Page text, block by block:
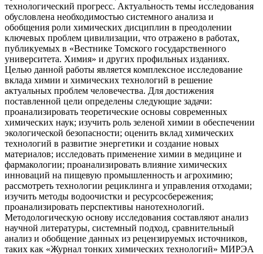
технологический прогресс. Актуальность темы исследования
обусловлена необходимостью системного анализа и
обобщения роли химических дисциплин в преодолении
ключевых проблем цивилизации, что отражено в работах,
публикуемых в «Вестнике Томского государственного
университета. Химия» и других профильных изданиях.
Целью данной работы является комплексное исследование
вклада химии и химических технологий в решение
актуальных проблем человечества. Для достижения
поставленной цели определены следующие задачи:
проанализировать теоретические основы современных
химических наук; изучить роль зеленой химии в обеспечении
экологической безопасности; оценить вклад химических
технологий в развитие энергетики и создание новых
материалов; исследовать применение химии в медицине и
фармакологии; проанализировать влияние химических
инноваций на пищевую промышленность и агрохимию;
рассмотреть технологии рециклинга и управления отходами;
изучить методы водоочистки и ресурсосбережения;
проанализировать перспективы нанотехнологий.
Методологическую основу исследования составляют анализ
научной литературы, системный подход, сравнительный
анализ и обобщение данных из рецензируемых источников,
таких как «Журнал тонких химических технологий» МИРЭА